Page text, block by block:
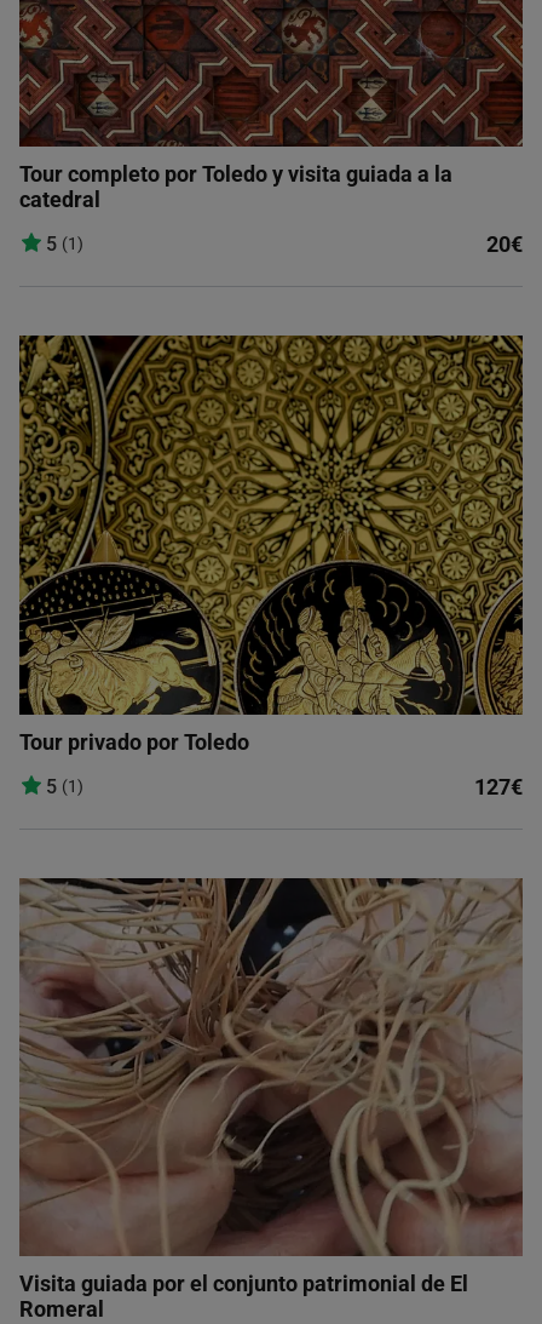
Tour completo por Toledo y visita guiada a la
catedral
5 (1) 20€
Tour privado por Toledo
5 (1) 127€
Visita guiada por el conjunto patrimonial de El
Romeral